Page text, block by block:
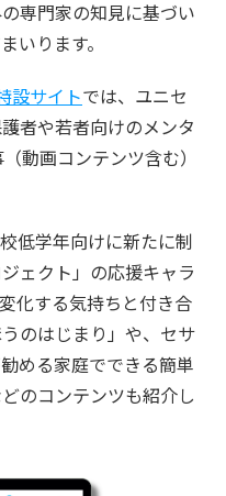
専門家の知見に基づい
いります。
設サイトでは、ユニセ
者や若者向けのメンタ
動画コンテンツ含む）
低学年向けに新たに制
ェクト」の応援キャラ
化する気持ちと付き合
のはじまり」や、セサ
める家庭でできる簡単
のコンテンツも紹介し